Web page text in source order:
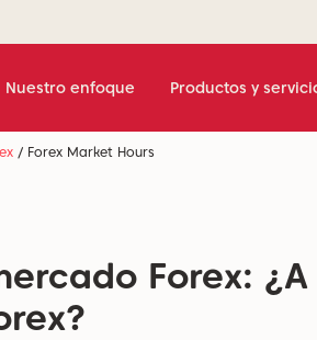
Nuestro enfoque Productos y
/ Forex Market Hours
Forex: